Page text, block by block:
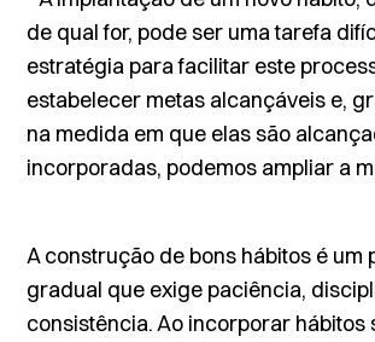
de qual for, pode ser uma tarefa
estratégia para facilitar este
estabelecer metas alcançáveis e,
na medida em que elas são
incorporadas, podemos ampliar a
A construção de bons hábitos é um
gradual que exige paciência,
consistência. Ao incorporar hábitos